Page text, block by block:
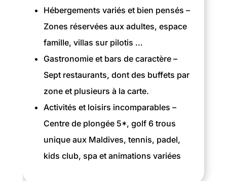
Hébergements variés et bien pensés –
Zones réservées aux adultes, espace
famille, villas sur pilotis …
Gastronomie et bars de caractère –
Sept restaurants, dont des buffets par
zone et plusieurs à la carte.
Activités et loisirs incomparables –
Centre de plongée 5*, golf 6 trous
unique aux Maldives, tennis, padel,
kids club, spa et animations variées